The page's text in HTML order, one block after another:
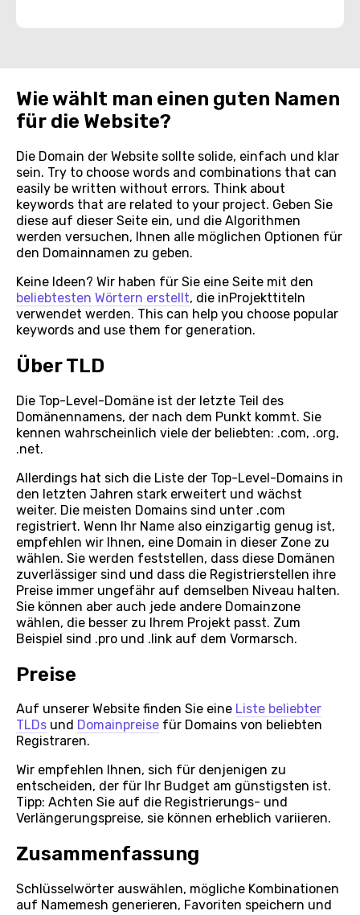
Wie wählt man einen guten Namen
für die Website?
Die Domain der Website sollte solide, einfach und klar
sein. Try to choose words and combinations that can
easily be written without errors. Think about
keywords that are related to your project. Geben Sie
diese auf dieser Seite ein, und die Algorithmen
werden versuchen, Ihnen alle möglichen Optionen für
den Domainnamen zu geben.
Keine Ideen? Wir haben für Sie eine Seite mit den
beliebtesten Wörtern erstellt, die inProjekttiteln
verwendet werden. This can help you choose popular
keywords and use them for generation.
Über TLD
Die Top-Level-Domäne ist der letzte Teil des
Domänennamens, der nach dem Punkt kommt. Sie
kennen wahrscheinlich viele der beliebten: .com, .org,
.net.
Allerdings hat sich die Liste der Top-Level-Domains in
den letzten Jahren stark erweitert und wächst
weiter. Die meisten Domains sind unter .com
registriert. Wenn Ihr Name also einzigartig genug ist,
empfehlen wir Ihnen, eine Domain in dieser Zone zu
wählen. Sie werden feststellen, dass diese Domänen
zuverlässiger sind und dass die Registrierstellen ihre
Preise immer ungefähr auf demselben Niveau halten.
Sie können aber auch jede andere Domainzone
wählen, die besser zu Ihrem Projekt passt. Zum
Beispiel sind .pro und .link auf dem Vormarsch.
Preise
Auf unserer Website finden Sie eine Liste beliebter
TLDs und Domainpreise für Domains von beliebten
Registraren.
Wir empfehlen Ihnen, sich für denjenigen zu
entscheiden, der für Ihr Budget am günstigsten ist.
Tipp: Achten Sie auf die Registrierungs- und
Verlängerungspreise, sie können erheblich variieren.
Zusammenfassung
Schlüsselwörter auswählen, mögliche Kombinationen
auf Namemesh generieren, Favoriten speichern und